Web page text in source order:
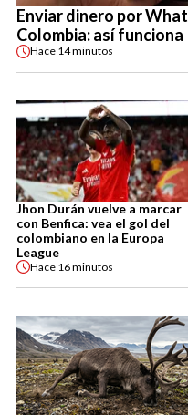
Enviar dinero por
Colombia: así funciona
Hace 14 minutos
Jhon Durán vuelve a marcar
con Benfica: vea el gol del
colombiano en la Europa
League
Hace 16 minutos